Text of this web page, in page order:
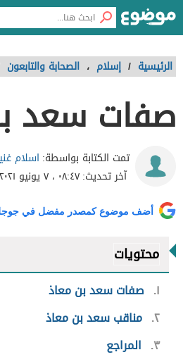
الرئيسية / إسلام ، الصحابة والتابعون
صفات سعد
تمت الكتابة بواسطة: اسلام
آخر تحديث:٠٨:٤٧ ، ٧ يونيو ٢٠٢١
أضف موضوع كمصدر مفضل في
محتويات
١
صفات سعد بن معاذ
٢ مناقب سعد بن معاذ
٣
المراجع